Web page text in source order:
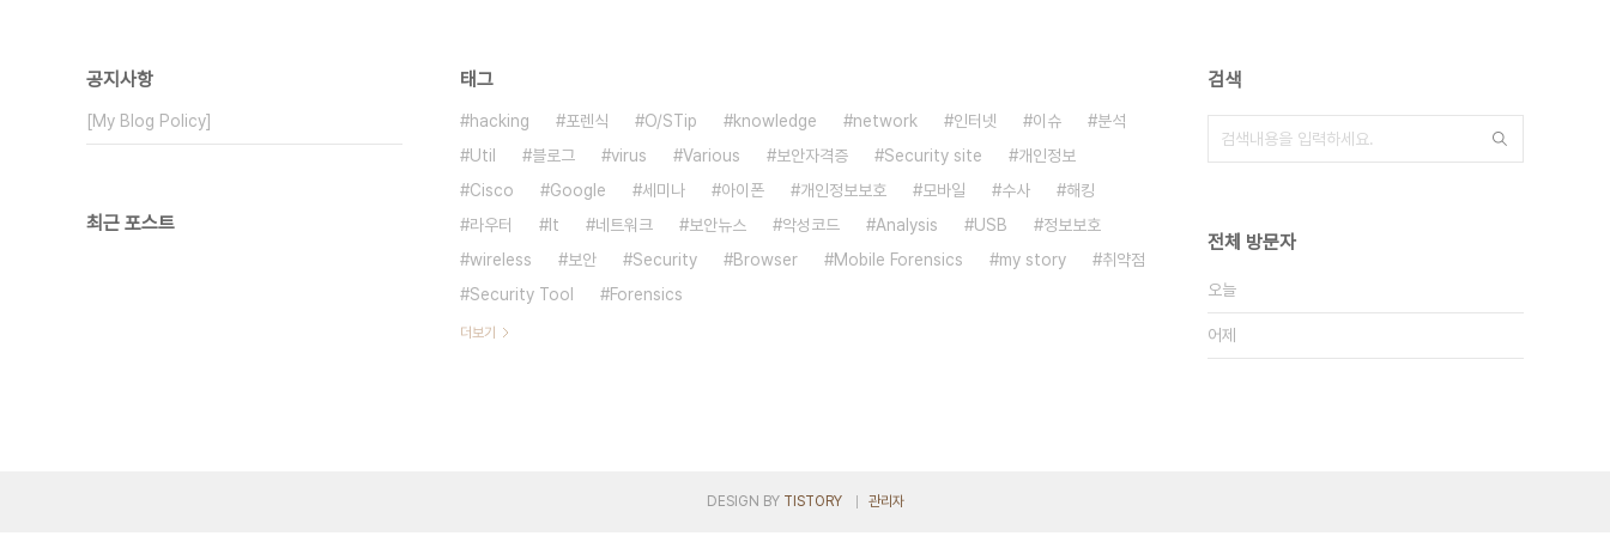
공지사항
[My Blog Policy]
최근 포스트
태그
hacking 포렌식 O/STip knowledge network 인터넷 이슈
분석
Util
블로그 virus Various 보안자격증 Security site
개인정보
Cisco
Google 세미나 아이폰 개인정보보호 모바일 수사
해킹
라우터
It 네트워크 보안뉴스 악성코드 Analysis USB
정보보호
wireless
보안 Security Browser Mobile Forensics my story
취약점
Security Tool
Forensics
더보기
검색
전체 방문자
오늘
어제
DESIGN BY TISTORY 관리자